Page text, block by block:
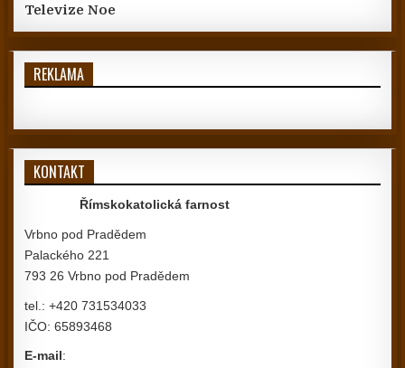
Televize Noe
REKLAMA
KONTAKT
Římskokatolická farnost
Vrbno pod Pradědem
Palackého 221
793 26 Vrbno pod Pradědem
tel.: +420 731534033
IČO: 65893468
E-mail: